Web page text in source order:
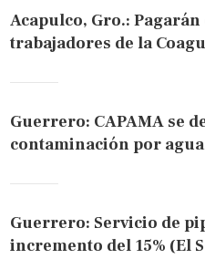
Acapulco, Gro.: Pagarán
trabajadores de la
Guerrero: CAPAMA se
contaminación por
Guerrero: Servicio de
incremento del 15% (El